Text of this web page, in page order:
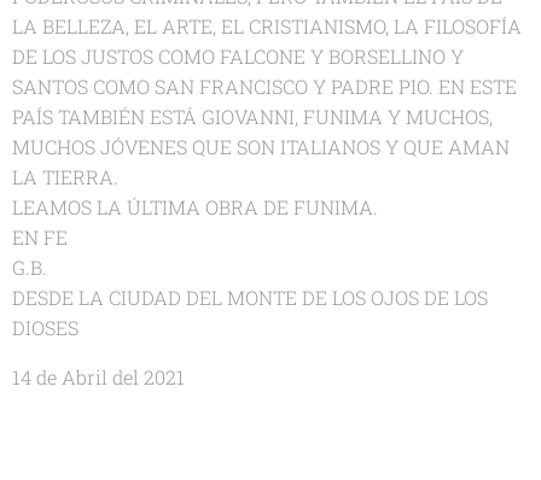
LA BELLEZA, EL ARTE, EL CRISTIANISMO, LA FILOSOFÍA
DE LOS JUSTOS COMO FALCONE Y BORSELLINO Y
SANTOS COMO SAN FRANCISCO Y PADRE PIO. EN ESTE
PAÍS TAMBIÉN ESTÁ GIOVANNI, FUNIMA Y MUCHOS,
MUCHOS JÓVENES QUE SON ITALIANOS Y QUE AMAN
LA TIERRA.
LEAMOS LA ÚLTIMA OBRA DE FUNIMA.
EN FE
G.B.
DESDE LA CIUDAD DEL MONTE DE LOS OJOS DE LOS
DIOSES
14 de Abril del 2021